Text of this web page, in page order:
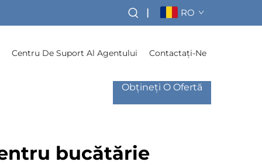
| RO
Centru De Suport Al Agentului Contactați-Ne
Obțineți O Ofertă
bucătărie